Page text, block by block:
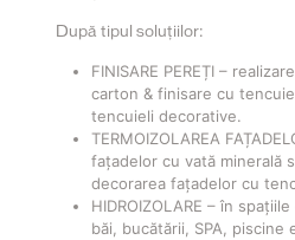
După tipul soluțiilor:
FINISARE PEREȚI –
carton & finisare cu
tencuieli decorative.
TERMOIZOLAREA
fațadelor cu vată minerală
decorarea fațadelor cu
HIDROIZOLARE – în
băi, bucătării, SPA, piscine